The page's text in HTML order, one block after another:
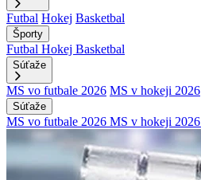
Futbal Hokej Basketbal
Športy
Futbal Hokej Basketbal
Súťaže
MS vo futbale 2026 MS v hokeji 2026
Súťaže
MS vo futbale 2026 MS v hokeji 2026